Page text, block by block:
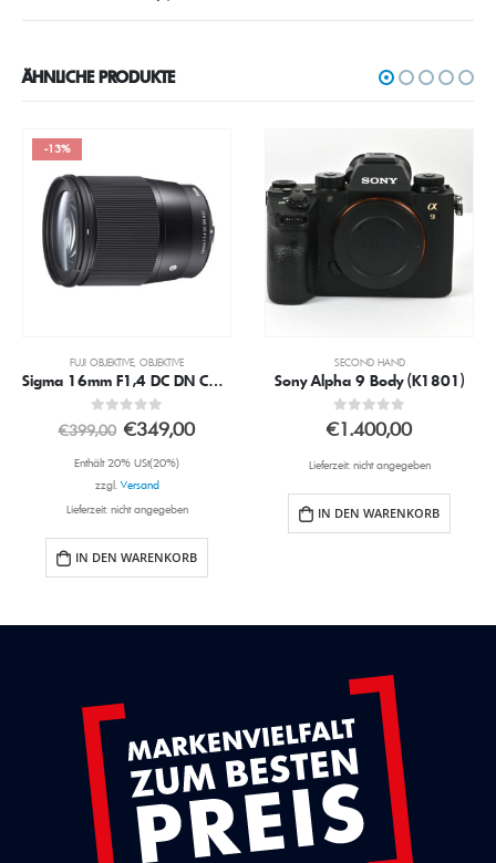
ÄHNLICHE PRODUKTE
-13%
FUJI OBJEKTIVE OBJEKTIVE
Sigma 16mm F1,4 DC DN Contemporary für Fujifilm X
0 out of 5
€399,00 €349,00
Enthält 20% USt(20%)
zzgl.Versand
Lieferzeit: nicht angegeben
IN DEN WARENKORB
SECOND HAND
Sony Alpha 9 Body (K1801)
0out of 5
€1.400,00
Lieferzeit: nicht angegeben
IN DEN WARENKORB